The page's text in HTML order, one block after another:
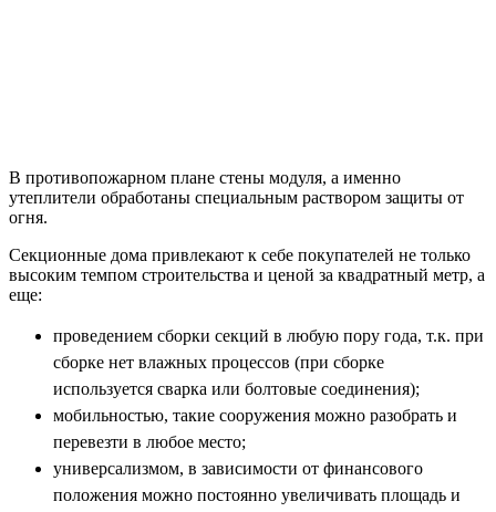
В противопожарном плане стены модуля, а именно
утеплители обработаны специальным раствором защиты от
огня.
Секционные дома привлекают к себе покупателей не только
высоким темпом строительства и ценой за квадратный метр, а
еще:
проведением сборки секций в любую пору года, т.к. при
сборке нет влажных процессов (при сборке
используется сварка или болтовые соединения);
мобильностью, такие сооружения можно разобрать и
перевезти в любое место;
универсализмом, в зависимости от финансового
положения можно постоянно увеличивать площадь и